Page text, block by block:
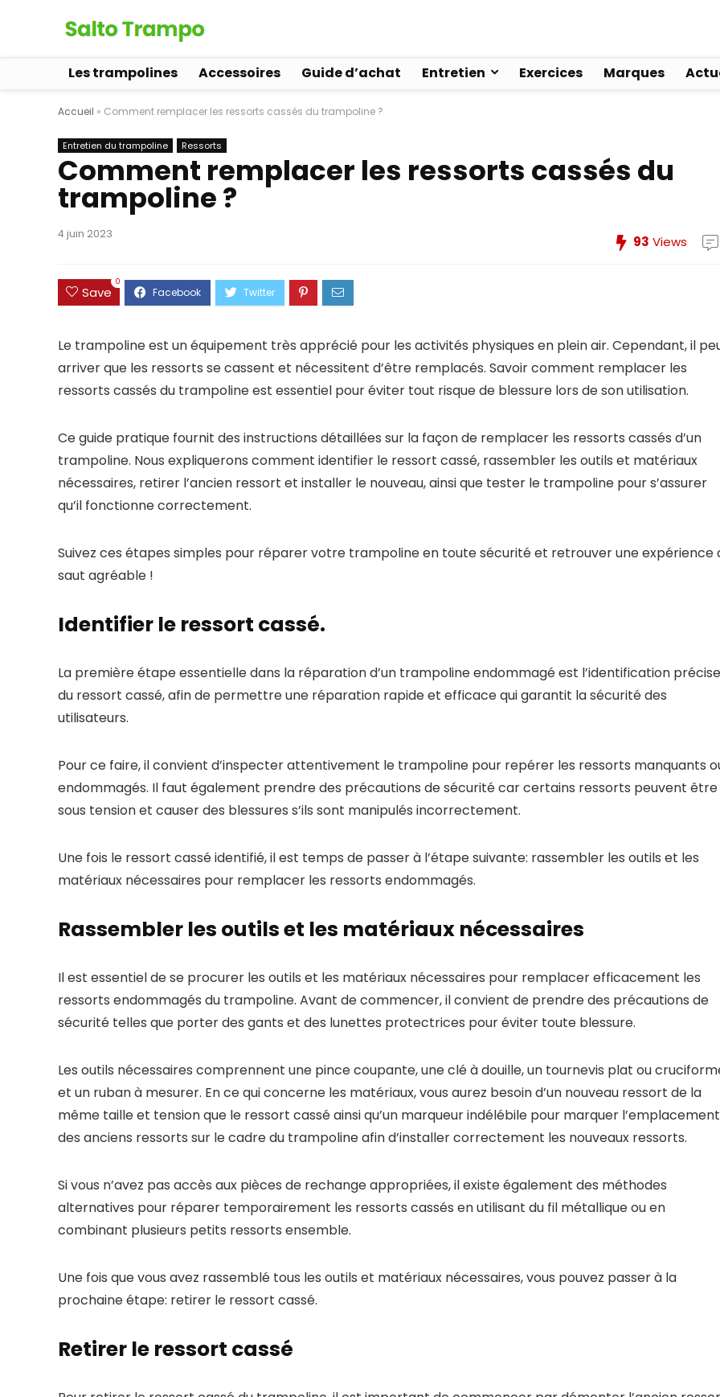
Les trampolines Accessoires Guide d’achat Entretien Exercices Marques
Accueil » Comment remplacer les ressorts cassés du trampoline ?
Entretien du trampoline Ressorts
Comment remplacer les ressorts cassés du
trampoline ?
4 juin 2023 93 Views
Save
0
Le trampoline est un équipement très apprécié pour les activités physiques en plein air. Cependant, il
arriver que les ressorts se cassent et nécessitent d’être remplacés. Savoir comment remplacer les
ressorts cassés du trampoline est essentiel pour éviter tout risque de blessure lors de son utilisation.
Ce guide pratique fournit des instructions détaillées sur la façon de remplacer les ressorts cassés d’un
trampoline. Nous expliquerons comment identifier le ressort cassé, rassembler les outils et matériaux
nécessaires, retirer l’ancien ressort et installer le nouveau, ainsi que tester le trampoline pour s’assurer
qu’il fonctionne correctement.
Suivez ces étapes simples pour réparer votre trampoline en toute sécurité et retrouver une expérience
saut agréable !
Identifier le ressort cassé.
La première étape essentielle dans la réparation d’un trampoline endommagé est l’identification précise
du ressort cassé, afin de permettre une réparation rapide et efficace qui garantit la sécurité des
utilisateurs.
Pour ce faire, il convient d’inspecter attentivement le trampoline pour repérer les ressorts manquants
endommagés. Il faut également prendre des précautions de sécurité car certains ressorts peuvent être
sous tension et causer des blessures s’ils sont manipulés incorrectement.
Une fois le ressort cassé identifié, il est temps de passer à l’étape suivante: rassembler les outils et les
matériaux nécessaires pour remplacer les ressorts endommagés.
Rassembler les outils et les matériaux nécessaires
Il est essentiel de se procurer les outils et les matériaux nécessaires pour remplacer efficacement les
ressorts endommagés du trampoline. Avant de commencer, il convient de prendre des précautions de
sécurité telles que porter des gants et des lunettes protectrices pour éviter toute blessure.
Les outils nécessaires comprennent une pince coupante, une clé à douille, un tournevis plat ou
et un ruban à mesurer. En ce qui concerne les matériaux, vous aurez besoin d’un nouveau ressort de la
même taille et tension que le ressort cassé ainsi qu’un marqueur indélébile pour marquer l’emplacement
des anciens ressorts sur le cadre du trampoline afin d’installer correctement les nouveaux ressorts.
Si vous n’avez pas accès aux pièces de rechange appropriées, il existe également des méthodes
alternatives pour réparer temporairement les ressorts cassés en utilisant du fil métallique ou en
combinant plusieurs petits ressorts ensemble.
Une fois que vous avez rassemblé tous les outils et matériaux nécessaires, vous pouvez passer à la
prochaine étape: retirer le ressort cassé.
Retirer le ressort cassé